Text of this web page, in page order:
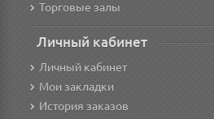
Торговые залы
Личный кабинет
Личный кабинет
Мои закладки
История заказов